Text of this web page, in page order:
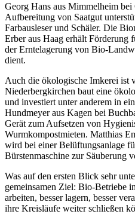
Georg Hans aus Mimmelheim
Aufbereitung von Saatgut
Farbausleser und Schäler. Die
Erber aus Haag erhält Förderung
der Erntelagerung von Bio-
dient.
Auch die ökologische Imkerei ist
Niederbergkirchen baut eine
und investiert unter anderem in
Hundmeyer aus Kagen bei
Gerät zum Aufsetzen von
Wurmkompostmieten. Matthias
wird bei einer Belüftungsanlage
Bürstenmaschine zur Säuberung
Was auf den ersten Blick sehr
gemeinsamen Ziel: Bio-Betriebe
arbeiten, besser lagern, besser
ihre Kreisläufe weiter schließen